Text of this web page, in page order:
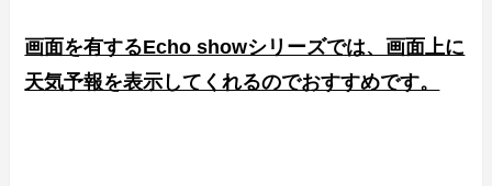
画面を有するEcho showシリーズでは、画面上に
天気予報を表示してくれるのでおすすめです。